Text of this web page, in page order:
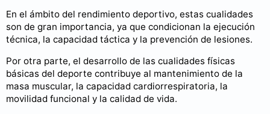
En el ámbito del rendimiento deportivo, estas cualidades
son de gran importancia, ya que condicionan la ejecución
técnica, la capacidad táctica y la prevención de lesiones.
Por otra parte, el desarrollo de las cualidades físicas
básicas del deporte contribuye al mantenimiento de la
masa muscular, la capacidad cardiorrespiratoria, la
movilidad funcional y la calidad de vida.